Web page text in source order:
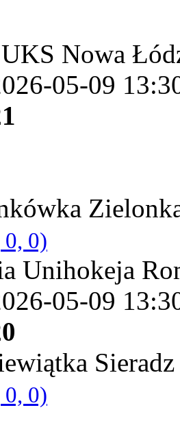
UKS Nowa
05-09
0, 0)
Unihokeja
05-09
Sieradz
0, 0)